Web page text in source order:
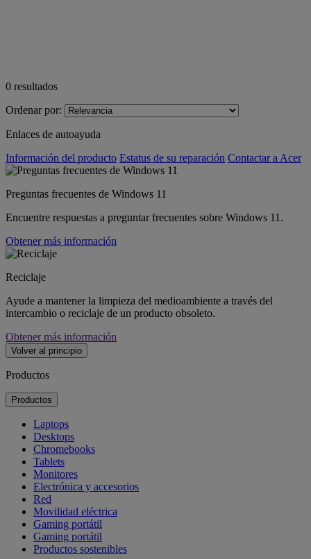
0 resultados
Ordenar por:
Enlaces de autoayuda
Información del producto Estatus de su reparación Contactar a Acer
Preguntas frecuentes de Windows 11
Encuentre respuestas a preguntar frecuentes sobre Windows 11.
Obtener más información
Reciclaje
Ayude a mantener la limpieza del medioambiente a través del
intercambio o reciclaje de un producto obsoleto.
Obtener más información
Volver al principio
Productos
Productos
Laptops
Desktops
Chromebooks
Tablets
Monitores
Electrónica y accesorios
Red
Movilidad eléctrica
Gaming portátil
Gaming portátil
Productos sostenibles